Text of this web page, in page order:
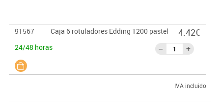
91567
Caja 6 rotuladores Edding 1200 pastel
24/48 horas
4.42€
IVA incluido